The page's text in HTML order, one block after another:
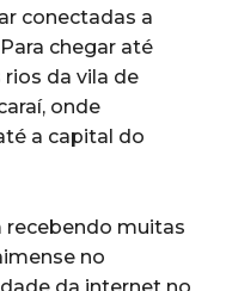
conectadas a
chegar até
rios da vila de
onde
a capital do
recebendo muitas
no
da internet no